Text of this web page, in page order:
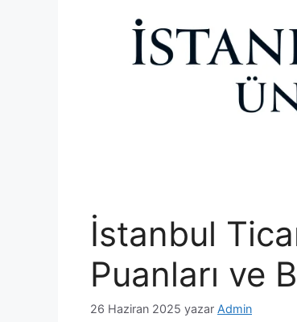
İstanbul
Puanları ve
26 Haziran 2025 yazar Admin